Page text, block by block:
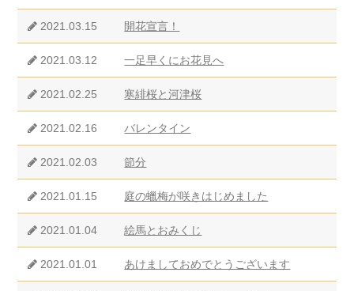
2021.03.15 開花宣言！
2021.03.12 一足早くにお花見へ
2021.02.25 寒緋桜と河津桜
2021.02.16 バレンタイン
2021.02.03 節分
2021.01.15 庭の蠟梅が咲きはじめました
2021.01.04 絵馬とおみくじ
2021.01.01 あけましておめでとうございます